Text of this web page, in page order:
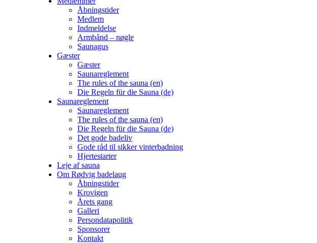
Åbningstider
Medlem
Indmeldelse
Armbånd – nøgle
Saunagus
Gæster
Gæster
Saunareglement
The rules of the sauna (en)
Die Regeln für die Sauna (de)
Saunareglement
Saunareglement
The rules of the sauna (en)
Die Regeln für die Sauna (de)
Det gode badeliv
Gode råd til sikker vinterbadning
Hjertestarter
Leje af sauna
Om Rødvig badelaug
Åbningstider
Krovigen
Årets gang
Galleri
Persondatapolitik
Sponsorer
Kontakt